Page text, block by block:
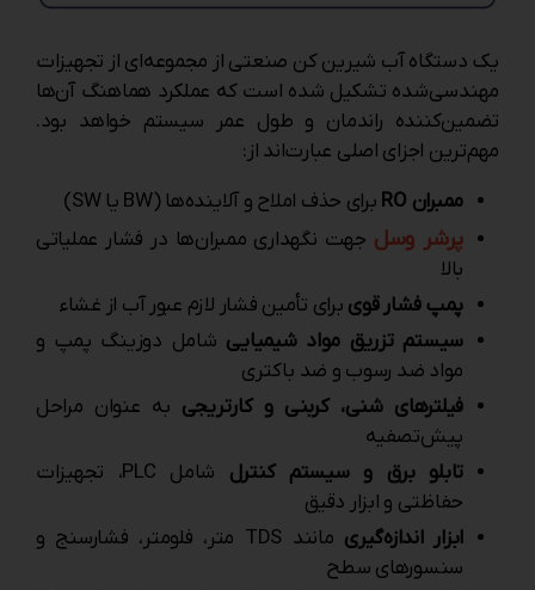
یک دستگاه آب شیرین کن صنعتی از مجموعه‌ای از تجهیزات
مهندسی‌شده تشکیل شده است که عملکرد هماهنگ آن‌ها
تضمین‌کننده راندمان و طول عمر سیستم خواهد بود.
مهم‌ترین اجزای اصلی عبارت‌اند از:
ممبران RO
برای حذف املاح و آلاینده‌ها (BW یا SW)
پرشر وسل جهت نگهداری ممبران‌ها در فشار عملیاتی
بالا
پمپ فشار قوی برای تأمین فشار لازم عبور آب از غشاء
سیستم تزریق مواد شیمیایی شامل دوزینگ پمپ و
مواد ضد رسوب و ضد باکتری
فیلترهای شنی، کربنی و کارتریجی به عنوان مراحل
پیش‌تصفیه
تابلو برق و سیستم کنترل
شامل PLC، تجهیزات
حفاظتی و ابزار دقیق
ابزار اندازه‌گیری
مانند TDS متر، فلومتر، فشارسنج و
سنسورهای سطح